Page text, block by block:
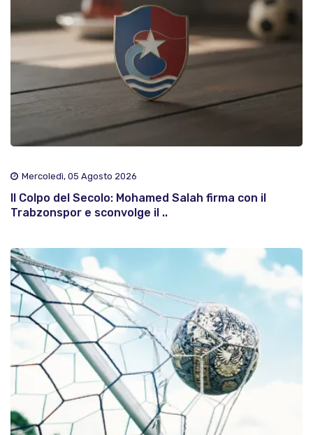
Mercoledì, 05 Agosto 2026
Il Colpo del Secolo: Mohamed Salah firma con il
Trabzonspor e sconvolge il ..